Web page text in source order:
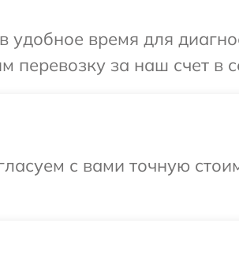
удобное время для
за наш счет в
с вами точную